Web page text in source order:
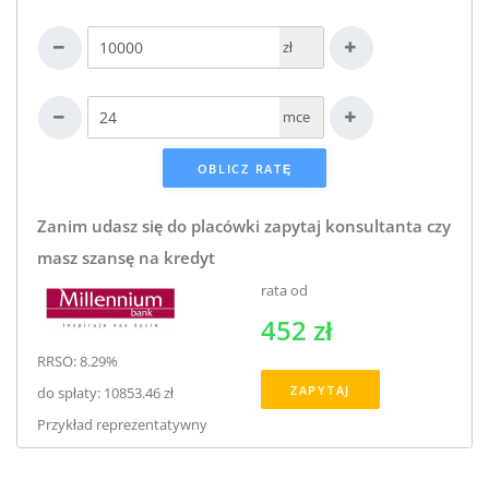
zł
mce
Zanim udasz się do placówki zapytaj konsultanta czy
masz szansę na kredyt
RRSO: 8.29%
do spłaty: 10853.46 zł
Przykład reprezentatywny
rata od
452 zł
ZAPYTAJ